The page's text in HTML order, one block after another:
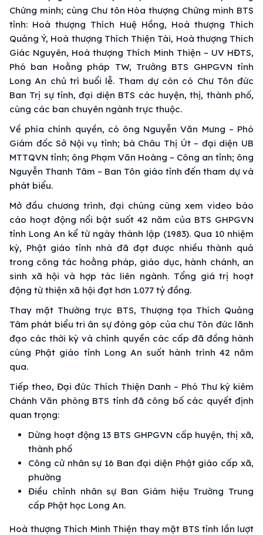
Chứng minh; cùng Chư tôn Hòa thượng Chứng minh BTS
tỉnh: Hoà thượng Thích Huệ Hồng, Hoà thượng Thích
Quảng Ý, Hoà thượng Thích Thiện Tài, Hoà thượng Thích
Giác Nguyên, Hoà thượng Thích Minh Thiện – UV HĐTS,
Phó ban Hoằng pháp TW, Trưởng BTS GHPGVN tỉnh
Long An chủ trì buổi lễ. Tham dự còn có Chư Tôn đức
Ban Trị sự tỉnh, đại diện BTS các huyện, thị, thành phố,
cùng các ban chuyên ngành trực thuộc.
Về phía chính quyền, có ông Nguyễn Văn Mưng – Phó
Giám đốc Sở Nội vụ tỉnh; bà Châu Thị Út – đại diện UB
MTTQVN tỉnh; ông Phạm Văn Hoàng – Công an tỉnh; ông
Nguyễn Thanh Tâm – Ban Tôn giáo tỉnh đến tham dự và
phát biểu.
Mở đầu chương trình, đại chúng cùng xem video báo
cáo hoạt động nổi bật suốt 42 năm của BTS GHPGVN
tỉnh Long An kể từ ngày thành lập (1983). Qua 10 nhiệm
kỳ, Phật giáo tỉnh nhà đã đạt được nhiều thành quả
trong công tác hoằng pháp, giáo dục, hành chánh, an
sinh xã hội và hợp tác liên ngành. Tổng giá trị hoạt
động từ thiện xã hội đạt hơn 1.077 tỷ đồng.
Thay mặt Thường trực BTS, Thượng tọa Thích Quảng
Tâm phát biểu tri ân sự đóng góp của chư Tôn đức lãnh
đạo các thời kỳ và chính quyền các cấp đã đồng hành
cùng Phật giáo tỉnh Long An suốt hành trình 42 năm
qua.
Tiếp theo, Đại đức Thích Thiện Danh – Phó Thư ký kiêm
Chánh Văn phòng BTS tỉnh đã công bố các quyết định
quan trọng:
Dừng hoạt động 13 BTS GHPGVN cấp huyện, thị xã,
thành phố
Công cử nhân sự 16 Ban đại diện Phật giáo cấp xã,
phường
Điều chỉnh nhân sự Ban Giám hiệu Trường Trung
cấp Phật học Long An.
Hoà thượng Thích Minh Thiện thay mặt BTS tỉnh lần lượt